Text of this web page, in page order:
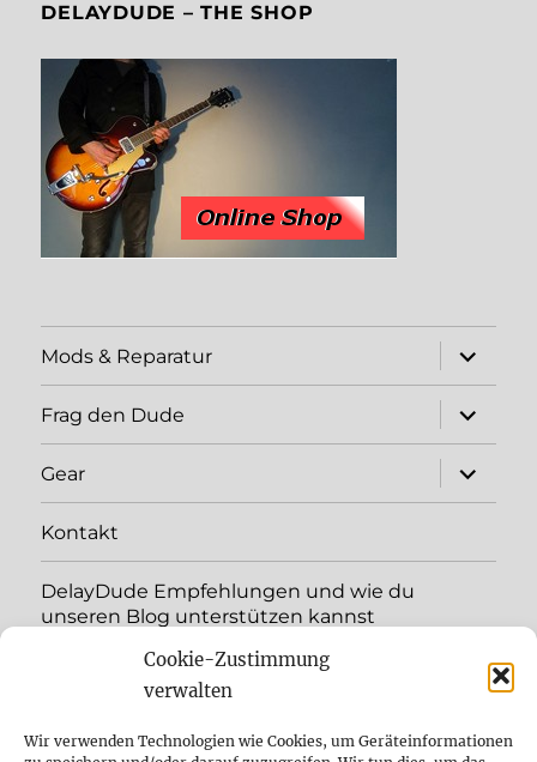
Cookie-Zustimmung
verwalten
Wir verwenden Technologien wie Cookies, um Geräteinformationen
DELAYDUDE – THE SHOP
Mods & Reparatur
expand
child
menu
Frag den Dude
expand
child
menu
Gear
expand
child
menu
Kontakt
DelayDude Empfehlungen und wie du
unseren Blog unterstützen kannst
expand
child
YouTube